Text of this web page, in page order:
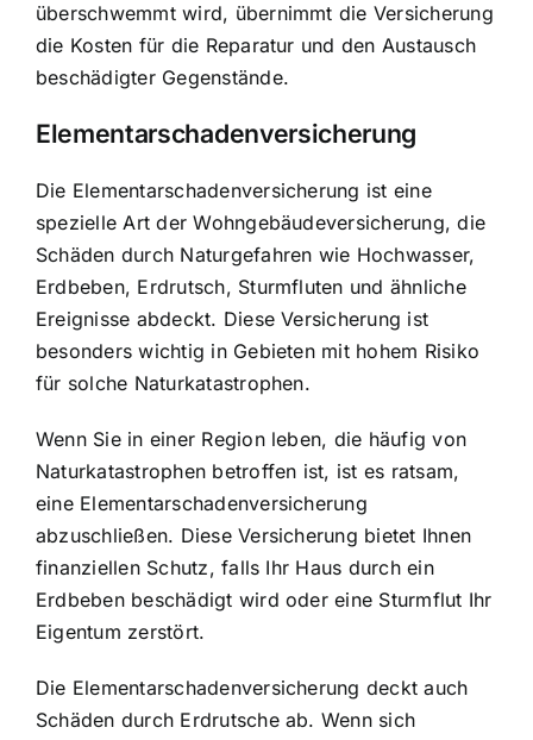
überschwemmt wird, übernimmt die Versicherung
die Kosten für die Reparatur und den Austausch
beschädigter Gegenstände.
Elementarschadenversicherung
Die Elementarschadenversicherung ist eine
spezielle Art der Wohngebäudeversicherung, die
Schäden durch Naturgefahren wie Hochwasser,
Erdbeben, Erdrutsch, Sturmfluten und ähnliche
Ereignisse abdeckt. Diese Versicherung ist
besonders wichtig in Gebieten mit hohem Risiko
für solche Naturkatastrophen.
Wenn Sie in einer Region leben, die häufig von
Naturkatastrophen betroffen ist, ist es ratsam,
eine Elementarschadenversicherung
abzuschließen. Diese Versicherung bietet Ihnen
finanziellen Schutz, falls Ihr Haus durch ein
Erdbeben beschädigt wird oder eine Sturmflut Ihr
Eigentum zerstört.
Die Elementarschadenversicherung deckt auch
Schäden durch Erdrutsche ab. Wenn sich